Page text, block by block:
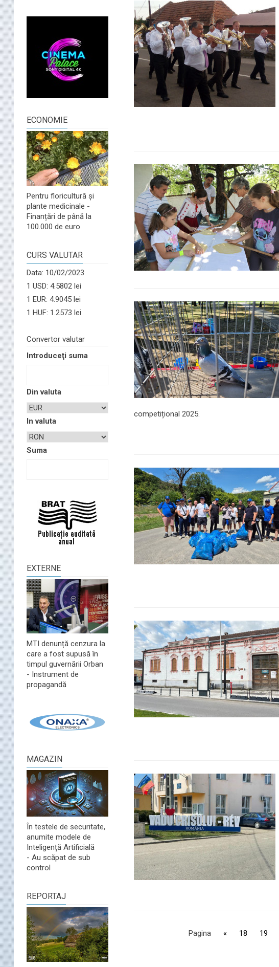
ECONOMIE
Pentru floricultură și
plante medicinale -
Finanțări de până la
100.000 de euro
CURS VALUTAR
Data: 10/02/2023
1 USD: 4.5802 lei
1 EUR: 4.9045 lei
1 HUF: 1.2573 lei
Convertor valutar
Introduceţi suma
Din valuta
In valuta
Suma
EXTERNE
MTI denunță cenzura la
care a fost supusă în
timpul guvernării Orban
- Instrument de
propagandă
MAGAZIN
În testele de securitate,
anumite modele de
Inteligență Artificială
- Au scăpat de sub
control
REPORTAJ
competițional 2025.
Pagina « 18 19